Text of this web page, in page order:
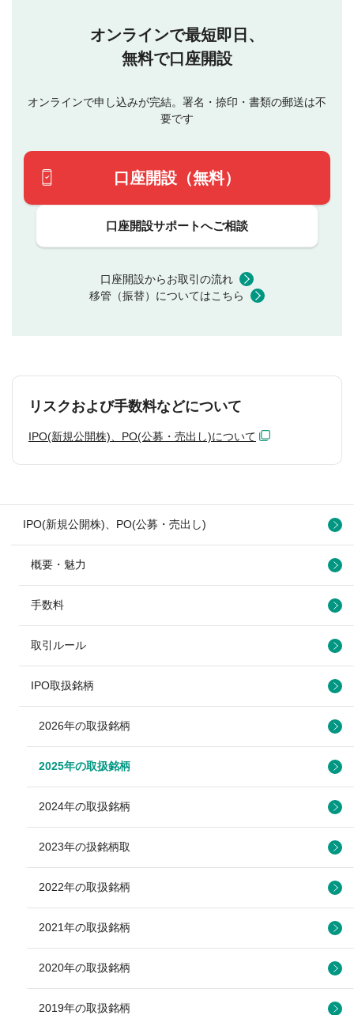
オンラインで最短即日、
無料で口座開設
オンラインで申し込みが完結。署名・捺印・書類の郵送は不
要です
口座開設（無料）
口座開設サポートへご相談
口座開設からお取引の流れ
移管（振替）についてはこちら
リスクおよび手数料などについて
IPO(新規公開株)、PO(公募・売出し)について
IPO(新規公開株)、PO(公募・売出し)
概要・魅力
手数料
取引ルール
IPO取扱銘柄
2026年の取扱銘柄
2025年の取扱銘柄
2024年の取扱銘柄
2023年の扱銘柄取
2022年の取扱銘柄
2021年の取扱銘柄
2020年の取扱銘柄
2019年の取扱銘柄